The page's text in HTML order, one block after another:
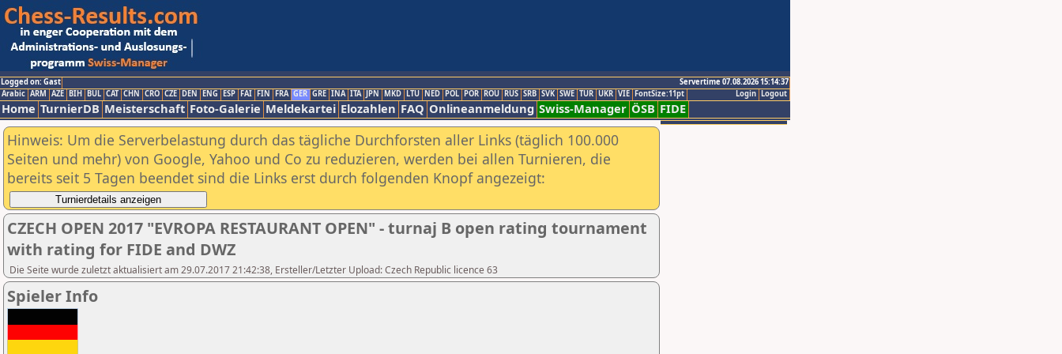
Logged on: Gast
Servertime 07.08.2026 15:14:37
Logout
Login
Arabic ARM AZE BIH BUL CAT CHN CRO CZE DEN ENG ESP FAI FIN FRA GER GRE INA ITA JPN MKD LTU NED POL POR ROU RUS SRB SVK SWE TUR UKR VIE FontSize:11pt
Home TurnierDB Meisterschaft Foto-Galerie Meldekartei Elozahlen FAQ Onlineanmeldung Swiss-Manager ÖSB FIDE
Hinweis: Um die Serverbelastung durch das tägliche Durchforsten aller Links (täglich 100.000
Seiten und mehr) von Google, Yahoo und Co zu reduzieren, werden bei allen Turnieren, die
bereits seit 5 Tagen beendet sind die Links erst durch folgenden Knopf angezeigt:
CZECH OPEN 2017 "EVROPA RESTAURANT OPEN" - turnaj B open rating tournament
with rating for FIDE and DWZ
Die Seite wurde zuletzt aktualisiert am 29.07.2017 21:42:38, Ersteller/Letzter Upload: Czech Republic licence 63
Spieler Info